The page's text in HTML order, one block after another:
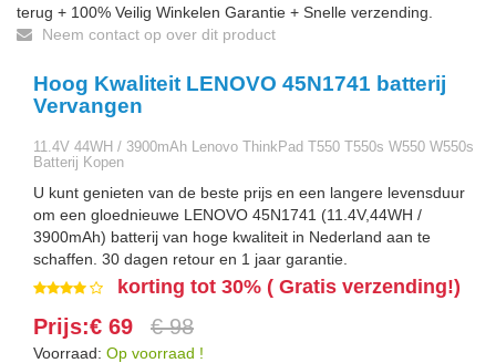
terug + 100% Veilig Winkelen Garantie + Snelle verzending.
Neem contact op over dit product
Hoog Kwaliteit LENOVO 45N1741 batterij
Vervangen
11.4V 44WH / 3900mAh Lenovo ThinkPad T550 T550s W550 W550s
Batterij Kopen
U kunt genieten van de beste prijs en een langere levensduur
om een gloednieuwe LENOVO 45N1741 (11.4V,44WH /
3900mAh) batterij van hoge kwaliteit in Nederland aan te
schaffen. 30 dagen retour en 1 jaar garantie.
korting tot 30% ( Gratis verzending!)
Prijs:€ 69 € 98
Voorraad: Op voorraad !